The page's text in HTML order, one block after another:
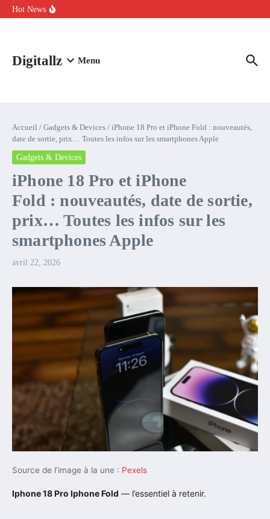
Aller au contenu
Hot News
Comment l’IA simplifie la data de caisse pour la transformer en
Digitallz Menu
Accueil / Gadgets & Devices / iPhone 18 Pro et iPhone Fold : nouveautés,
date de sortie, prix… Toutes les infos sur les smartphones Apple
Gadgets & Devices
iPhone 18 Pro et iPhone
Fold : nouveautés, date de sortie,
prix… Toutes les infos sur les
smartphones Apple
avril 22, 2026
Source de l’image à la une : Pexels
Iphone 18 Pro Iphone Fold — l’essentiel à retenir.